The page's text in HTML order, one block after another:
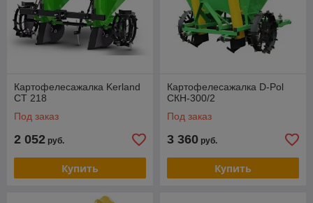
Картофелесажалка Kerland
CT 218
Под заказ
2 052 руб.
Купить
Картофелесажалка D-Pol
СКН-300/2
Под заказ
3 360 руб.
Купить